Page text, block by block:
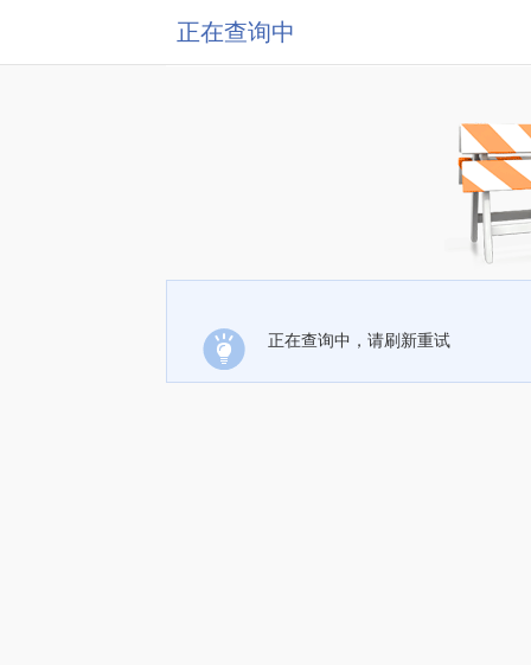
正在查询中
正在查询中，请刷新重试